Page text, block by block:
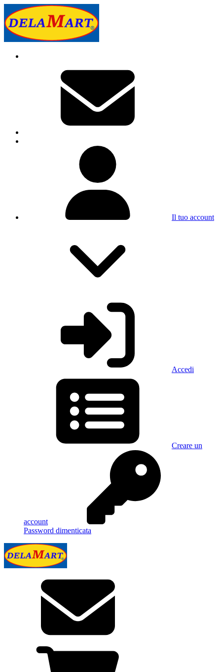
Il tuo account
Accedi
Creare un
account
Password dimenticata